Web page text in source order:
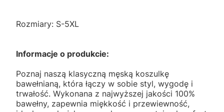
Rozmiary: S-5XL
Informacje o produkcie:
Poznaj naszą klasyczną męską koszulkę
bawełnianą, która łączy w sobie styl, wygodę i
trwałość. Wykonana z najwyższej jakości 100%
bawełny, zapewnia miękkość i przewiewność,